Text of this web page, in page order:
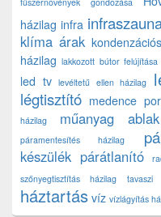
házilag infra
klíma árak
házilag lakkozott bútor felújítása
led tv levéltetű ellen házilag
légtisztító medence
házilag
műanyag ablak
páramentesítés házilag
készülék párátlanító
szőnyegtisztítás házilag tavaszi
háztartás víz vízlágyítás